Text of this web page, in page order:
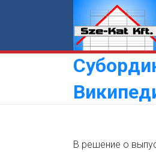
В решение о